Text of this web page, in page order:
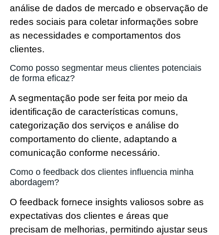
análise de dados de mercado e observação de
redes sociais para coletar informações sobre
as necessidades e comportamentos dos
clientes.
Como posso segmentar meus clientes potenciais
de forma eficaz?
A segmentação pode ser feita por meio da
identificação de características comuns,
categorização dos serviços e análise do
comportamento do cliente, adaptando a
comunicação conforme necessário.
Como o feedback dos clientes influencia minha
abordagem?
O feedback fornece insights valiosos sobre as
expectativas dos clientes e áreas que
precisam de melhorias, permitindo ajustar seus